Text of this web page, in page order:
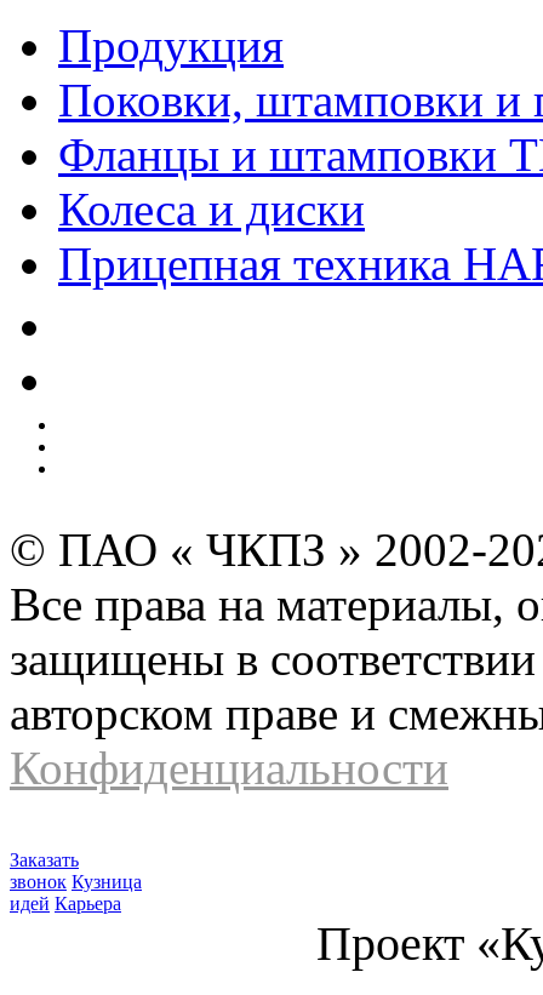
Продукция
Поковки, штамповки и
Фланцы и штамповки
Колеса и диски
Прицепная техника
© ПАО « ЧКПЗ » 2002-
Все права на материалы,
защищены в соответствии
авторском праве и
Конфиденциальности
Заказать
звонок Кузница
идей Карьера
Проект